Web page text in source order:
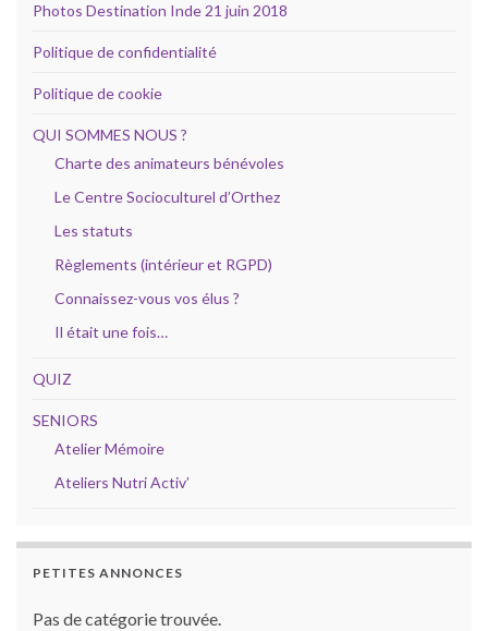
Photos Destination Inde 21 juin 2018
Politique de confidentialité
Politique de cookie
QUI SOMMES NOUS ?
Charte des animateurs bénévoles
Le Centre Socioculturel d’Orthez
Les statuts
Règlements (intérieur et RGPD)
Connaissez-vous vos élus ?
Il était une fois…
QUIZ
SENIORS
Atelier Mémoire
Ateliers Nutri Activ’
PETITES ANNONCES
Pas de catégorie trouvée.